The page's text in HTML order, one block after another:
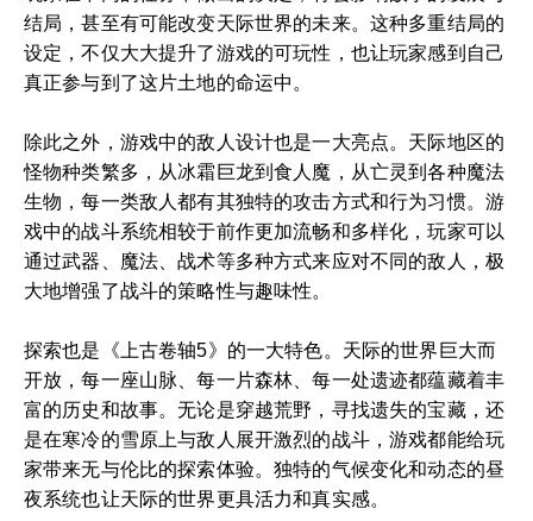
结局，甚至有可能改变天际世界的未来。这种多重结局的
设定，不仅大大提升了游戏的可玩性，也让玩家感到自己
真正参与到了这片土地的命运中。
除此之外，游戏中的敌人设计也是一大亮点。天际地区的
怪物种类繁多，从冰霜巨龙到食人魔，从亡灵到各种魔法
生物，每一类敌人都有其独特的攻击方式和行为习惯。游
戏中的战斗系统相较于前作更加流畅和多样化，玩家可以
通过武器、魔法、战术等多种方式来应对不同的敌人，极
大地增强了战斗的策略性与趣味性。
探索也是《上古卷轴5》的一大特色。天际的世界巨大而
开放，每一座山脉、每一片森林、每一处遗迹都蕴藏着丰
富的历史和故事。无论是穿越荒野，寻找遗失的宝藏，还
是在寒冷的雪原上与敌人展开激烈的战斗，游戏都能给玩
家带来无与伦比的探索体验。独特的气候变化和动态的昼
夜系统也让天际的世界更具活力和真实感。